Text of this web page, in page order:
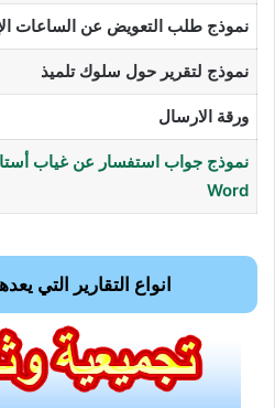
نموذج طلب التعويض عن الساعات
نموذج لتقرير حول سلوك تلميذ
ورقة الارسال
نموذج جواب استفسار عن غياب
Word
انواع التقارير التي